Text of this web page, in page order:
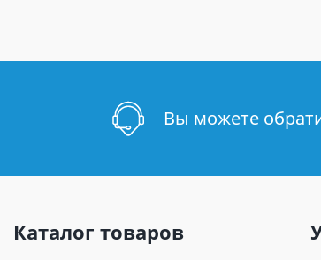
Вы можете
Каталог товаров